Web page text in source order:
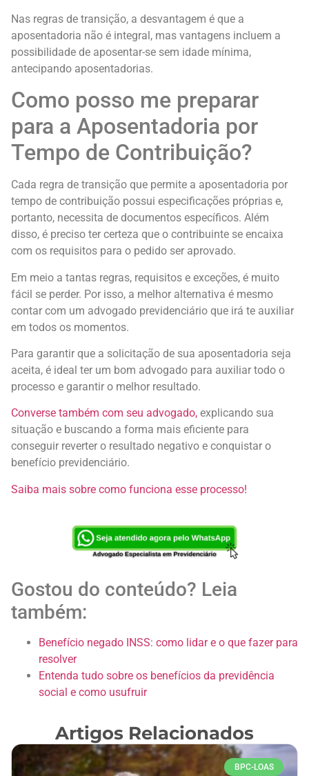
Nas regras de transição, a desvantagem é que a
aposentadoria não é integral, mas vantagens incluem a
possibilidade de aposentar-se sem idade mínima,
antecipando aposentadorias.
Como posso me preparar
para a Aposentadoria por
Tempo de Contribuição?
Cada regra de transição que permite a aposentadoria por
tempo de contribuição possui especificações próprias e,
portanto, necessita de documentos específicos. Além
disso, é preciso ter certeza que o contribuinte se encaixa
com os requisitos para o pedido ser aprovado.
Em meio a tantas regras, requisitos e exceções, é muito
fácil se perder. Por isso, a melhor alternativa é mesmo
contar com um advogado previdenciário que irá te auxiliar
em todos os momentos.
Para garantir que a solicitação de sua aposentadoria seja
aceita, é ideal ter um bom advogado para auxiliar todo o
processo e garantir o melhor resultado.
Converse também com seu advogado, explicando sua
situação e buscando a forma mais eficiente para
conseguir reverter o resultado negativo e conquistar o
benefício previdenciário.
Saiba mais sobre como funciona esse processo!
Gostou do conteúdo? Leia
também:
Benefício negado INSS: como lidar e o que fazer para
resolver
Entenda tudo sobre os benefícios da previdência
social e como usufruir
Artigos Relacionados
BPC-LOAS